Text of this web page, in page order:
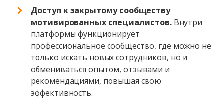
Доступ к закрытому сообществу
мотивированных специалистов. Внутри
платформы функционирует
профессиональное сообщество, где можно не
только искать новых сотрудников, но и
обмениваться опытом, отзывами и
рекомендациями, повышая свою
эффективность.